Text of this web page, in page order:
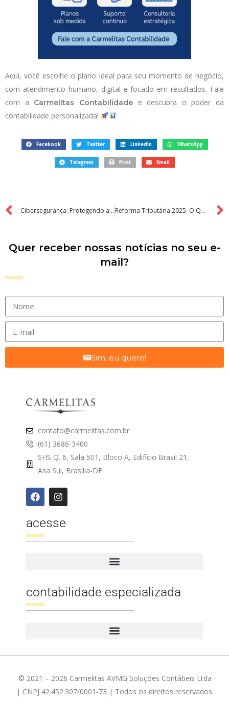
Aqui, você escolhe o plano ideal para seu momento de negócio,
com atendimento humano, digital e focado em resultados. Fale
com a Carmelitas Contabilidadee descubra o poder da
contabilidade personalizada!
Facebook Twitter LinkedIn WhatsApp
Telegram Print Email
Cibersegurança: Protegendo as Informações Contábeis do seu Negócio Reforma Tributária 2025: O Que Mudou e Como Isso Afeta sua Empresa
Quer receber nossas notícias no seu e-
mail?
Sim, eu quero!
contato@carmelitas.com.br
(61) 3686-3400
SHS Q. 6, Sala 501, Bloco A, Edifício Brasil 21,
Asa Sul, Brasília-DF
acesse
contabilidade especializada
© 2021 – 2026 Carmelitas AVMG Soluções Contábeis Ltda
| CNPJ 42.452.307/0001-73 | Todos os direitos reservados.